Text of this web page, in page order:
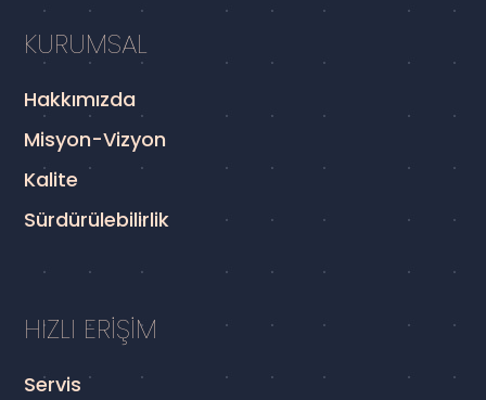
KURUMSAL
Hakkımızda
Misyon-Vizyon
Kalite
Sürdürülebilirlik
HIZLI ERİŞİM
Servis